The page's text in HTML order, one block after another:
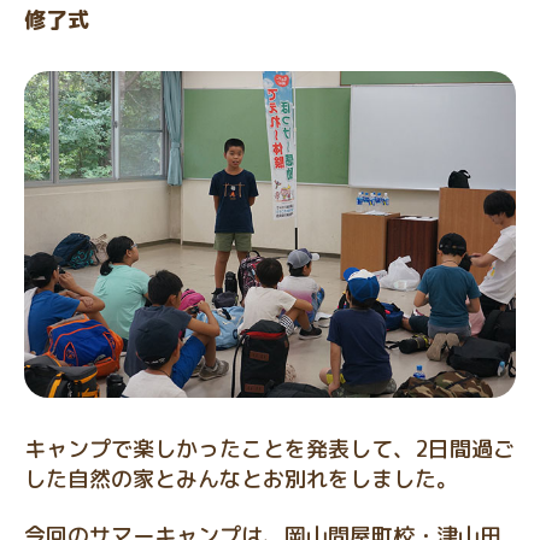
修了式
キャンプで楽しかったことを発表して、2日間過ご
した自然の家とみんなとお別れをしました。